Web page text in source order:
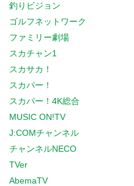
釣りビジョン
ゴルフネットワーク
ファミリー劇場
スカチャン1
スカサカ！
スカパー！
スカパー！4K総合
MUSIC ON!TV
J:COMチャンネル
チャンネルNECO
TVer
AbemaTV